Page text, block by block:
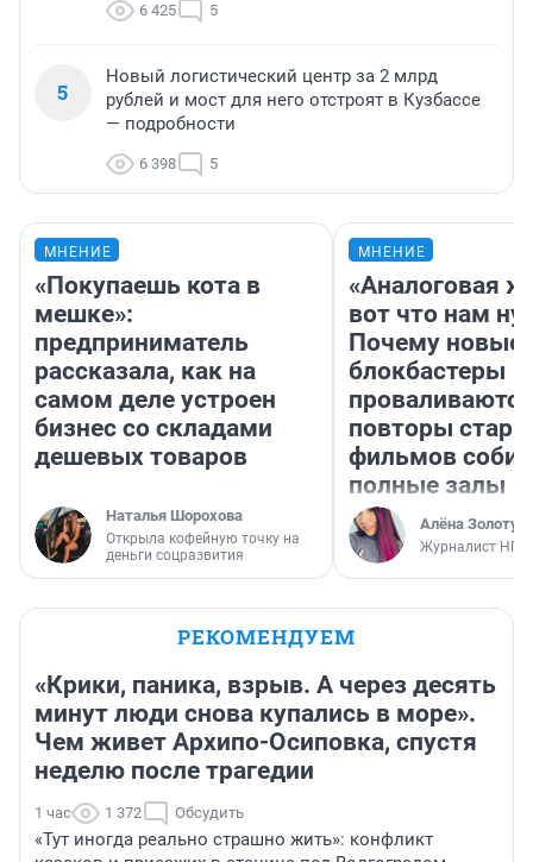
6 425 5
5
Новый логистический центр за 2 млрд
рублей и мост для него отстроят в Кузбассе
— подробности
6 398 5
МНЕНИЕ
«Покупаешь кота в
мешке»:
предприниматель
рассказала, как на
самом деле устроен
бизнес со складами
дешевых товаров
Наталья Шорохова
Открыла кофейную точку на
деньги соцразвития
МНЕНИЕ
«Аналоговая
вот что нам
Почему новые
блокбастеры
повторы
фильмов
полные залы
Алёна
Журналист НГС
РЕКОМЕНДУЕМ
«Крики, паника, взрыв. А через десять
минут люди снова купались в море».
Чем живет Архипо-Осиповка, спустя
неделю после трагедии
1 час 1 372 Обсудить
«Тут иногда реально страшно жить»: конфликт